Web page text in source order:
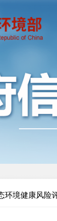
环境健康风险